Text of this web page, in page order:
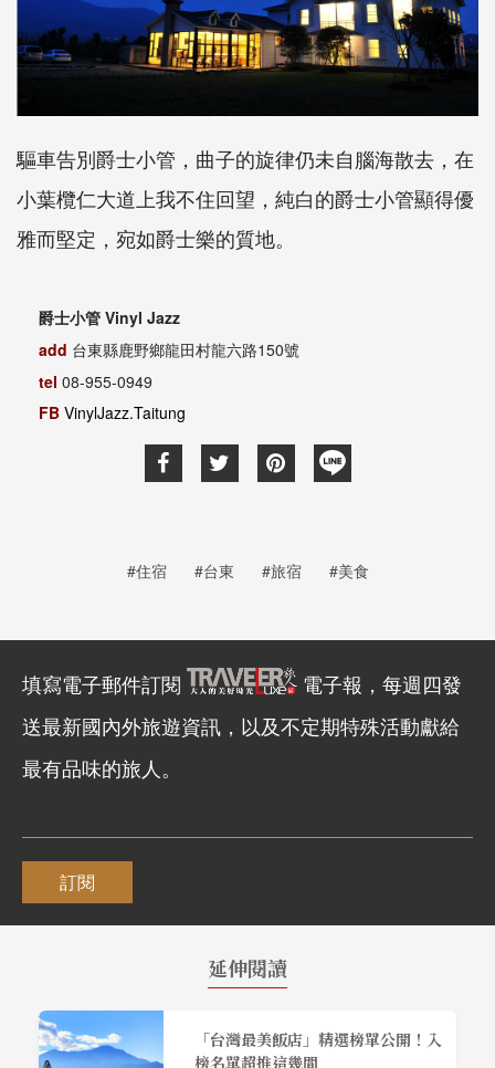
驅車告別爵士小管，曲子的旋律仍未自腦海散去，在
小葉欖仁大道上我不住回望，純白的爵士小管顯得優
雅而堅定，宛如爵士樂的質地。
爵士小管 Vinyl Jazz
add 台東縣鹿野鄉龍田村龍六路150號
tel 08-955-0949
FB VinylJazz.Taitung
#住宿 #台東 #旅宿 #美食
填寫電子郵件訂閱
電子報，每週四發
送最新國內外旅遊資訊，以及不定期特殊活動獻給
最有品味的旅人。
訂閱
延伸閱讀
「台灣最美飯店」精選榜單公開！入
榜名單超推這幾間